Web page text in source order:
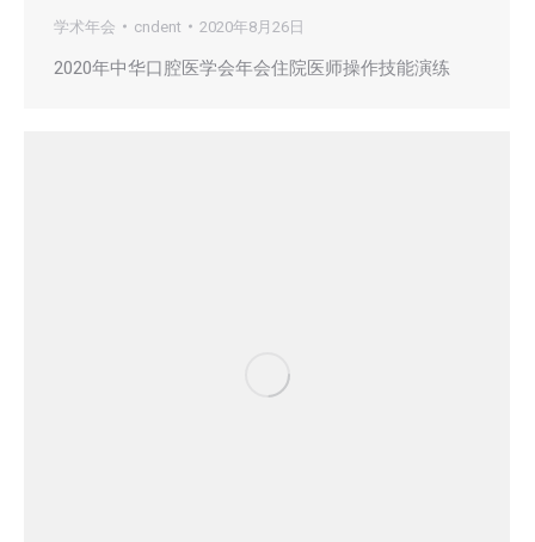
学术年会 cndent 2020年8月26日
2020年中华口腔医学会年会住院医师操作技能演练